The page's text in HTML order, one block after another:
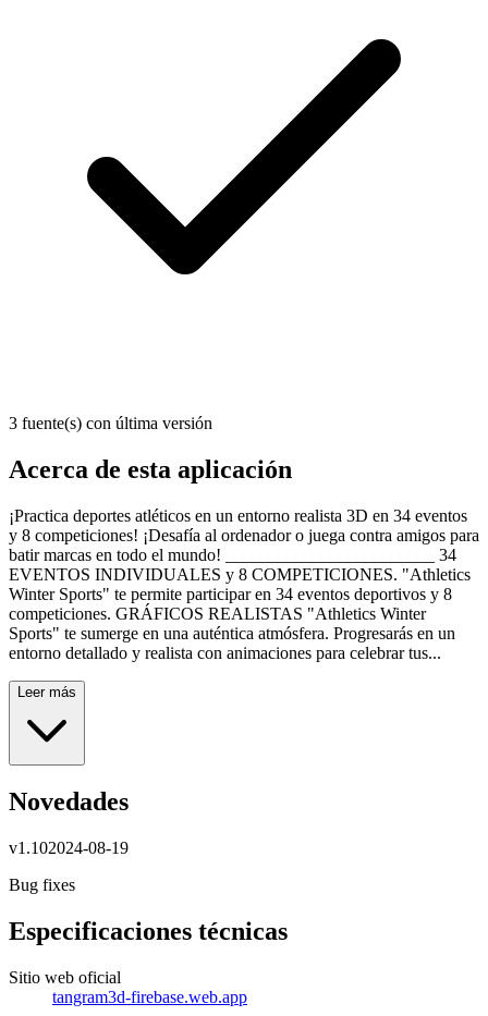
3 fuente(s) con última versión
Acerca de esta aplicación
¡Practica deportes atléticos en un entorno realista 3D en 34 eventos
y 8 competiciones! ¡Desafía al ordenador o juega contra amigos para
batir marcas en todo el mundo! ________________________ 34
EVENTOS INDIVIDUALES y 8 COMPETICIONES. "Athletics
Winter Sports" te permite participar en 34 eventos deportivos y 8
competiciones. GRÁFICOS REALISTAS "Athletics Winter
Sports" te sumerge en una auténtica atmósfera. Progresarás en un
entorno detallado y realista con animaciones para celebrar tus...
Leer más
Novedades
v1.102024-08-19
Bug fixes
Especificaciones técnicas
Sitio web oficial
tangram3d-firebase.web.app